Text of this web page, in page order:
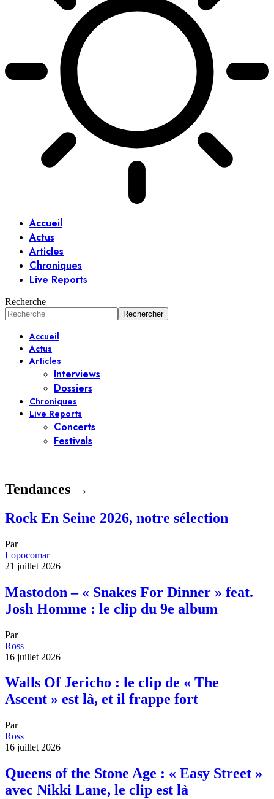
Accueil
Actus
Articles
Chroniques
Live Reports
Recherche
Accueil
Actus
Articles
Interviews
Dossiers
Chroniques
Live Reports
Concerts
Festivals
Tendances →
Rock En Seine 2026, notre sélection
Par
Lopocomar
21 juillet 2026
Mastodon – « Snakes For Dinner » feat.
Josh Homme : le clip du 9e album
Par
Ross
16 juillet 2026
Walls Of Jericho : le clip de « The
Ascent » est là, et il frappe fort
Par
Ross
16 juillet 2026
Queens of the Stone Age : « Easy Street »
avec Nikki Lane, le clip est là